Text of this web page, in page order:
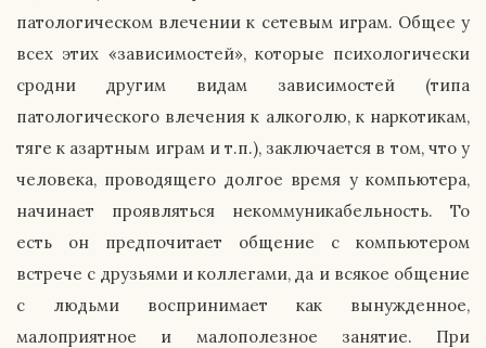
патологическом влечении к сетевым играм. Общее у
всех этих «зависимостей», которые психологически
сродни другим видам зависимостей (типа
патологического влечения к алкоголю, к наркотикам,
тяге к азартным играм и т.п.), заключается в том, что у
человека, проводящего долгое время у компьютера,
начинает проявляться некоммуникабельность. То
есть он предпочитает общение с компьютером
встрече с друзьями и коллегами, да и всякое общение
с людьми воспринимает как вынужденное,
малоприятное и малополезное занятие. При